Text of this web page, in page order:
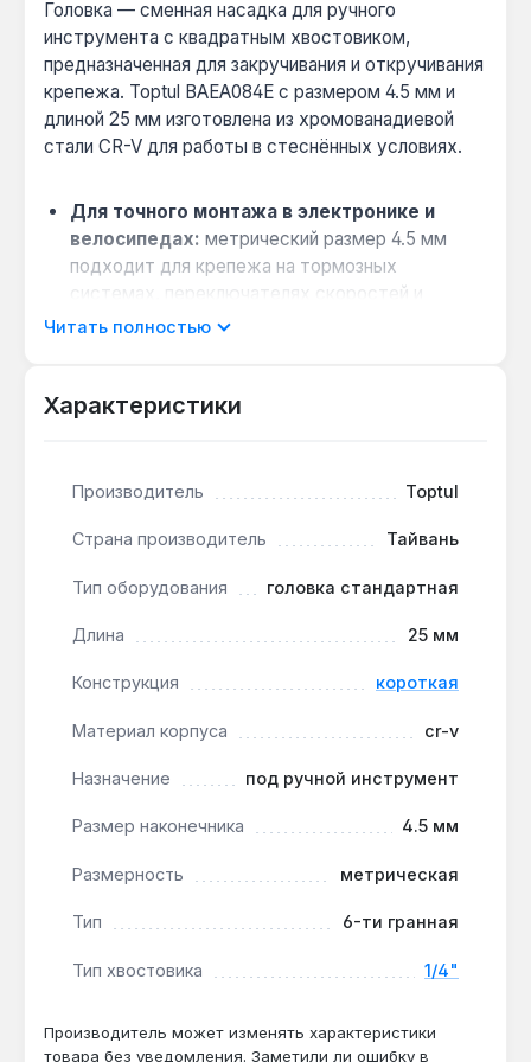
Головка — сменная насадка для ручного
инструмента с квадратным хвостовиком,
предназначенная для закручивания и откручивания
крепежа. Toptul BAEA084E с размером 4.5 мм и
длиной 25 мм изготовлена из хромованадиевой
стали CR-V для работы в стеснённых условиях.
Для точного монтажа в электронике и
велосипедах: метрический размер 4.5 мм
подходит для крепежа на тормозных
системах, переключателях скоростей и
мелких узлах бытовой техники, где требуется
профиль (6 граней) обеспечивает плотный
по сравнению с 12-гранными аналогами.
1/4":стандартный квадратный хвостовик 1/4
удлинителей большинства производителей, что
позволяет использовать головку в
Работа в ограниченном пространстве:
доступ к крепежу в узких местах, например,
под капотом автомобиля или внутри корпуса
помещается.
Головка Toptul BAEA084E подходит для мастеров,
выполняющих сборку, разборку и обслуживание
велосипедов до электроники. Производство —
Читать полностью
Характеристики
Производитель Toptul
Страна производитель Тайвань
Тип оборудования головка стандартная
Длина 25 мм
Конструкция короткая
Материал корпуса cr-v
Назначение под ручной инструмент
Размер наконечника 4.5 мм
Размерность метрическая
Тип 6-ти гранная
Тип хвостовика 1/4"
Производитель может изменять характеристики
товара без уведомления. Заметили ли ошибку в